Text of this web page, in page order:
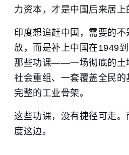
力资本，才是中国后来居上
印度想追赶中国，需要的
放，而是补上中国在1949
那些功课——一场彻底的土
社会重组、一套覆盖全民
完整的工业骨架。
这些功课，没有捷径可走
度这边。